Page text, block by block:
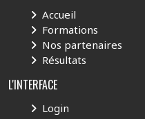
Accueil
Formations
Nos partenaires
Résultats
L'INTERFACE
Login